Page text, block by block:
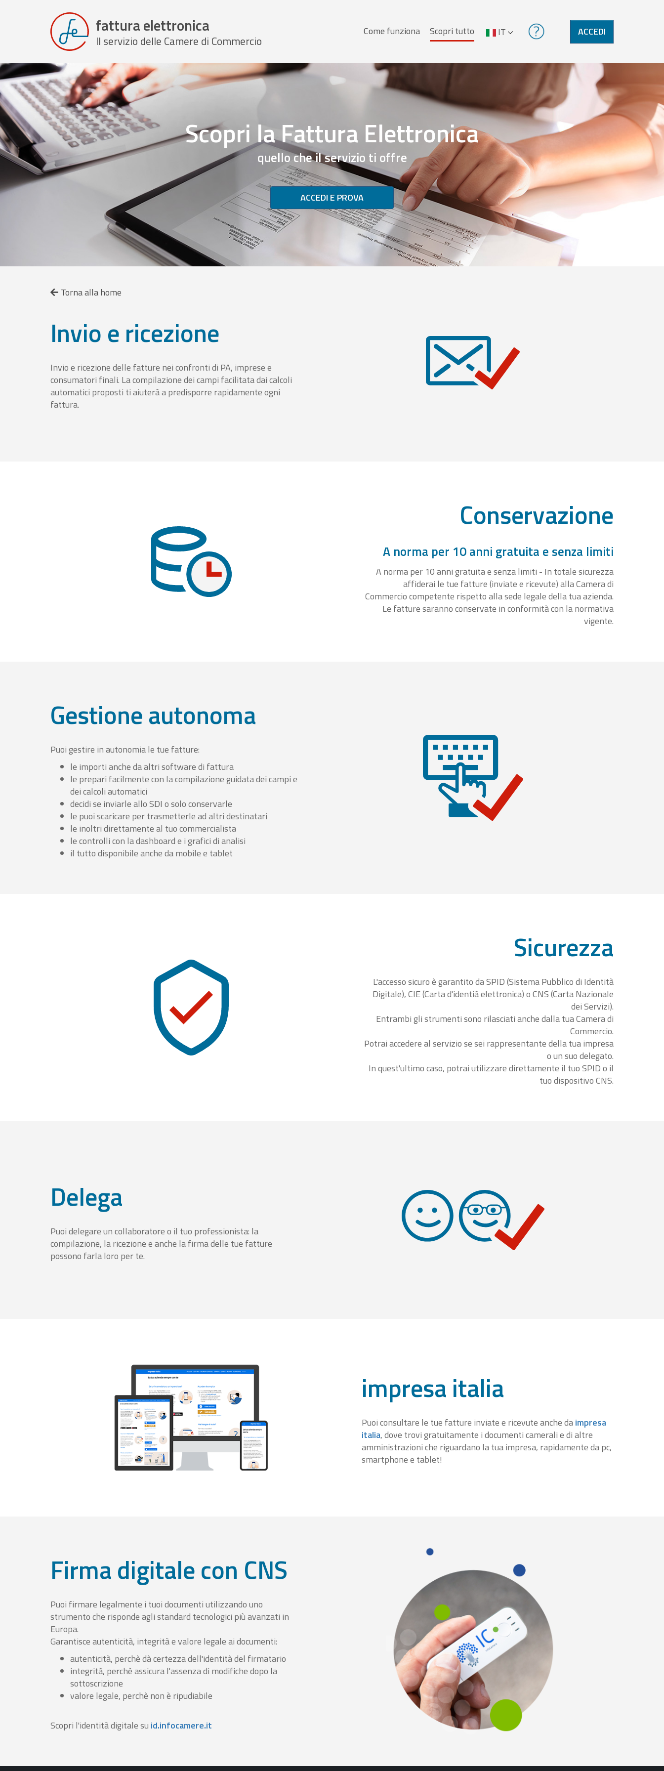
fattura elettronica
Il servizio delle Camere di Commercio Menu
principale
Come funziona Scopri tutto IT ACCEDI
Scopri la Fattura Elettronica
quello che il servizio ti offre
ACCEDI E PROVA
Torna alla home
Invio e ricezione
Invio e ricezione delle fatture nei confronti di PA, imprese e
consumatori finali. La compilazione dei campi facilitata dai calcoli
automatici proposti ti aiuterà a predisporre rapidamente ogni
fattura.
Conservazione
A norma per 10 anni gratuita e senza limiti
A norma per 10 anni gratuita e senza limiti - In totale sicurezza
affiderai le tue fatture (inviate e ricevute) alla Camera di
Commercio competente rispetto alla sede legale della tua azienda.
Le fatture saranno conservate in conformità con la normativa
vigente.
Gestione autonoma
Puoi gestire in autonomia le tue fatture:
le importi anche da altri software di fattura
le prepari facilmente con la compilazione guidata dei campi e
dei calcoli automatici
decidi se inviarle allo SDI o solo conservarle
le puoi scaricare per trasmetterle ad altri destinatari
le inoltri direttamente al tuo commercialista
le controlli con la dashboard e i grafici di analisi
il tutto disponibile anche da mobile e tablet
Sicurezza
L'accesso sicuro è garantito da SPID (Sistema Pubblico di Identità
Digitale), CIE (Carta d'identià elettronica) o CNS (Carta Nazionale
dei Servizi).
Entrambi gli strumenti sono rilasciati anche dalla tua Camera di
Commercio.
Potrai accedere al servizio se sei rappresentante della tua impresa
o un suo delegato.
In quest'ultimo caso, potrai utilizzare direttamente il tuo SPID o il
tuo dispositivo CNS.
Delega
Puoi delegare un collaboratore o il tuo professionista: la
compilazione, la ricezione e anche la firma delle tue fatture
possono farla loro per te.
impresa italia
Puoi consultare le tue fatture inviate e ricevute anche daimpresa
italia, dove trovi gratuitamente i documenti camerali e di altre
amministrazioni che riguardano la tua impresa, rapidamente da pc,
smartphone e tablet!
Firma digitale con CNS
Puoi firmare legalmente i tuoi documenti utilizzando uno
strumento che risponde agli standard tecnologici più avanzati in
Europa.
Garantisce autenticità, integrità e valore legale ai documenti:
autenticità, perchè dà certezza dell'identità del firmatario
integrità, perchè assicura l'assenza di modifiche dopo la
sottoscrizione
valore legale, perchè non è ripudiabile
Scopri l'identità digitale su id.infocamere.it